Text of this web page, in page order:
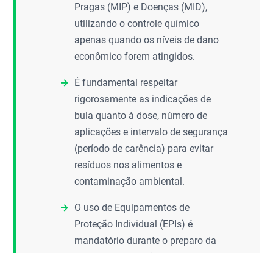
Pragas (MIP) e Doenças (MID),
utilizando o controle químico
apenas quando os níveis de dano
econômico forem atingidos.
É fundamental respeitar
rigorosamente as indicações de
bula quanto à dose, número de
aplicações e intervalo de segurança
(período de carência) para evitar
resíduos nos alimentos e
contaminação ambiental.
O uso de Equipamentos de
Proteção Individual (EPIs) é
mandatório durante o preparo da